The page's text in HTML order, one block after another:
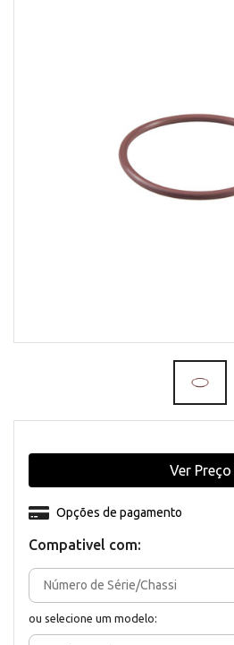
Compativel com:
ou selecione um modelo:
Opções de pagamento
Ver Preço